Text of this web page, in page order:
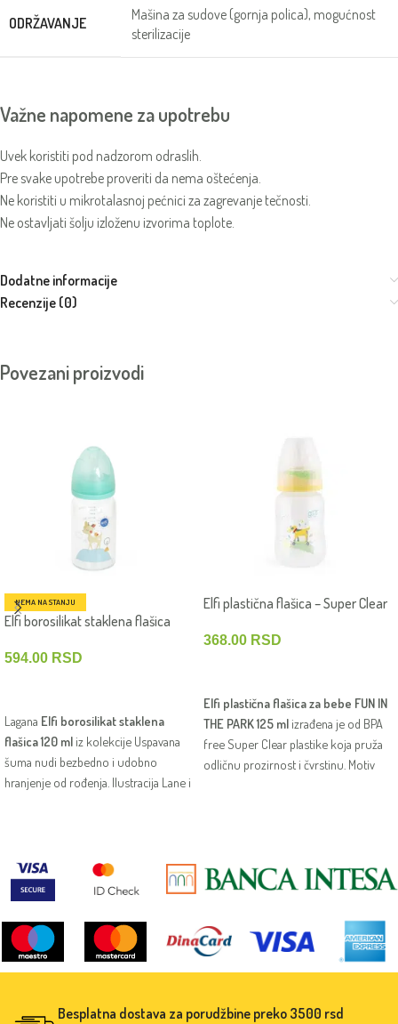
ODRŽAVANJE
Mašina za sudove (gornja polica), mogućnost
sterilizacije
Važne napomene za upotrebu
Uvek koristiti pod nadzorom odraslih.
Pre svake upotrebe proveriti da nema oštećenja.
Ne koristiti u mikrotalasnoj pećnici za zagrevanje tečnosti.
Ne ostavljati šolju izloženu izvorima toplote.
Dodatne informacije
Recenzije (0)
Povezani proizvodi
NEMA NA STANJU
Elfi borosilikat staklena flašica
594.00 RSD
Lagana Elfi borosilikat staklena
flašica 120 ml iz kolekcije Uspavana
šuma nudi bezbedno i udobno
hranjenje od rođenja. Ilustracija Lane i
Elfi plastična flašica – Super Clear
368.00 RSD
Elfi plastična flašica za bebe FUN IN
THE PARK 125 ml izrađena je od BPA
free Super Clear plastike koja pruža
odličnu prozirnost i čvrstinu. Motiv
Besplatna dostava za porudžbine preko 3500 rsd